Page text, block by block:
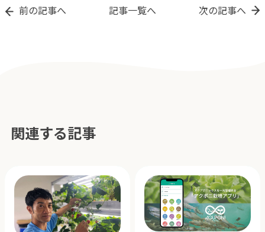
前の記事へ 記事一覧へ 次の記事へ
関連する記事